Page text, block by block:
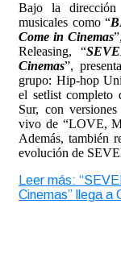
Bajo la dirección
musicales como “
Come in Cinemas
Releasing, “
Cinemas”,
grupo: Hip-hop
el setlist completo
Sur, con
vivo de “LOVE,
Además, también
evolución de
Leer más:
Cinemas” llega a